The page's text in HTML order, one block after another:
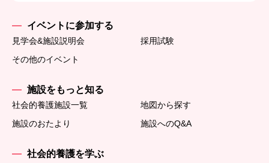
イベントに参加する
見学会&施設説明会
採用試験
その他のイベント
施設をもっと知る
社会的養護施設一覧
地図から探す
施設のおたより
施設へのQ&A
社会的養護を学ぶ